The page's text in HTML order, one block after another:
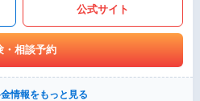
公式サイト
・相談予約
情報をもっと見る